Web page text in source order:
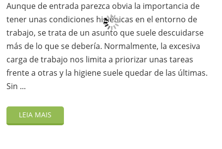
Aunque de entrada parezca obvia la importancia de
tener unas condiciones higiénicas en el entorno de
trabajo, se trata de un asunto que suele descuidarse
más de lo que se debería. Normalmente, la excesiva
carga de trabajo nos limita a priorizar unas tareas
frente a otras y la higiene suele quedar de las últimas.
Sin ...